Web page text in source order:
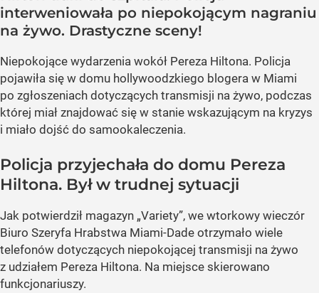
interweniowała po niepokojącym nagraniu
na żywo. Drastyczne sceny!
Niepokojące wydarzenia wokół Pereza Hiltona. Policja
pojawiła się w domu hollywoodzkiego blogera w Miami
po zgłoszeniach dotyczących transmisji na żywo, podczas
której miał znajdować się w stanie wskazującym na kryzys
i miało dojść do samookaleczenia.
Policja przyjechała do domu Pereza
Hiltona. Był w trudnej sytuacji
Jak potwierdził magazyn „Variety”, we wtorkowy wieczór
Biuro Szeryfa Hrabstwa Miami-Dade otrzymało wiele
telefonów dotyczących niepokojącej transmisji na żywo
z udziałem Pereza Hiltona. Na miejsce skierowano
funkcjonariuszy.